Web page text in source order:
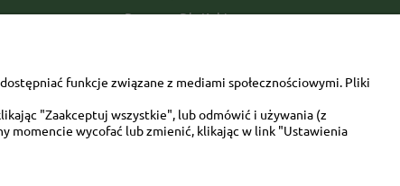
Prezenty Dla Kobiety
funkcje związane z mediami społecznościowymi. Pliki
"Zaakceptuj wszystkie", lub odmówić i używania (z
momencie wycofać lub zmienić, klikając w link "Ustawienia